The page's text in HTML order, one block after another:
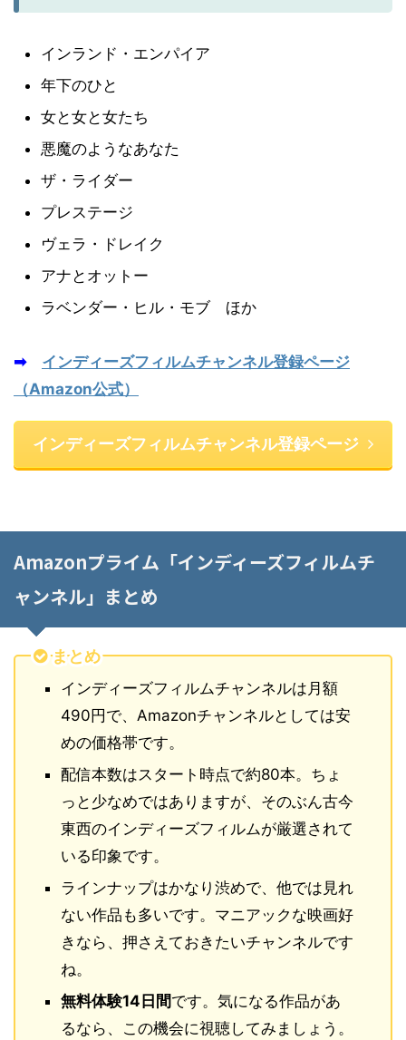
インランド・エンパイア
年下のひと
女と女と女たち
悪魔のようなあなた
ザ・ライダー
プレステージ
ヴェラ・ドレイク
アナとオットー
ラベンダー・ヒル・モブ ほか
➡
インディーズフィルムチャンネル登録ページ
（Amazon公式）
インディーズフィルムチャンネル登録ページ
Amazonプライム「インディーズフィルムチ
ャンネル」まとめ
まとめ
インディーズフィルムチャンネルは月額
490円で、Amazonチャンネルとしては安
めの価格帯です。
配信本数はスタート時点で約80本。ちょ
っと少なめではありますが、そのぶん古今
東西のインディーズフィルムが厳選されて
いる印象です。
ラインナップはかなり渋めで、他では見れ
ない作品も多いです。マニアックな映画好
きなら、押さえておきたいチャンネルです
ね。
無料体験14日間です。気になる作品があ
るなら、この機会に視聴してみましょう。